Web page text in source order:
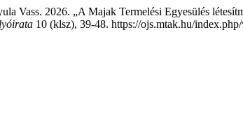
Vass. 2026. „A Majak Termelési Egyesülés
10 (klsz), 39-48. https://ojs.mtak.hu/